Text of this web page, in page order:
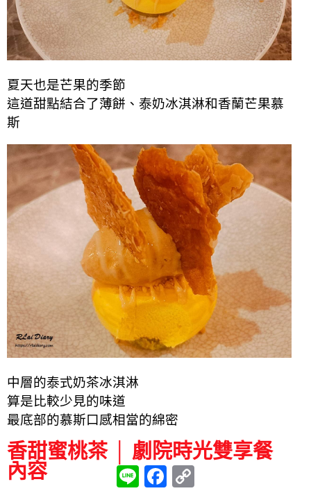
夏天也是芒果的季節
這道甜點結合了薄餅、泰奶冰淇淋和香蘭芒果慕
斯
中層的泰式奶茶冰淇淋
算是比較少見的味道
最底部的慕斯口感相當的綿密
香甜蜜桃茶 │ 劇院時光雙享餐
內容
L
F